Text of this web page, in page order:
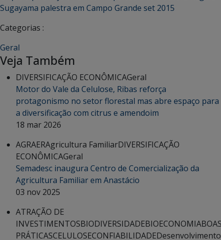
Sugayama palestra em Campo Grande set 2015
Categorias :
Geral
Veja Também
DIVERSIFICAÇÃO ECONÔMICAGeral
Motor do Vale da Celulose, Ribas reforça
protagonismo no setor florestal mas abre espaço para
a diversificação com citrus e amendoim
18 mar 2026
AGRAERAgricultura FamiliarDIVERSIFICAÇÃO
ECONÔMICAGeral
Semadesc inaugura Centro de Comercialização da
Agricultura Familiar em Anastácio
03 nov 2025
ATRAÇÃO DE
INVESTIMENTOSBIODIVERSIDADEBIOECONOMIA
PRÁTICASCELULOSECONFIABILIDADEDesenvolvimento